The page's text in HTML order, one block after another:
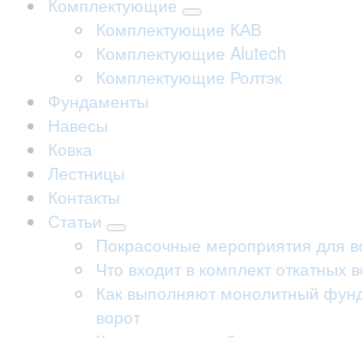
Комплектующие
Комплектующие КАВ
Комплектующие Alutech
Комплектующие Ролтэк
Фундаменты
Навесы
Ковка
Лестницы
Контакты
Статьи
Покрасочные мероприятия для
Что входит в комплект откатных
Как выполняют монолитный
ворот